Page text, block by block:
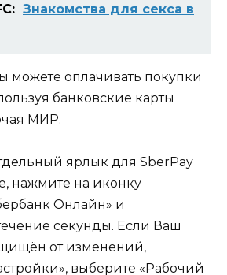
Знакомства для секса в
можете оплачивать покупки
банковские карты
МИР.
ярлык для SberPay
нажмите на иконку
Онлайн» и
секунды. Если Ваш
от изменений,
выберите «Рабочий